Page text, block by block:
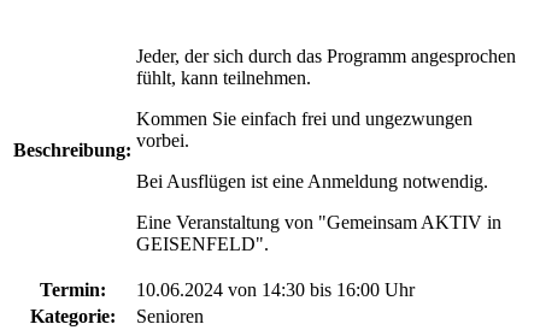
Beschreibung:
Jeder, der sich durch das Programm angesprochen
fühlt, kann teilnehmen.
Kommen Sie einfach frei und ungezwungen
vorbei.
Bei Ausflügen ist eine Anmeldung notwendig.
Eine Veranstaltung von "Gemeinsam AKTIV in
GEISENFELD".
Termin: 10.06.2024 von 14:30 bis 16:00 Uhr
Kategorie:
Senioren